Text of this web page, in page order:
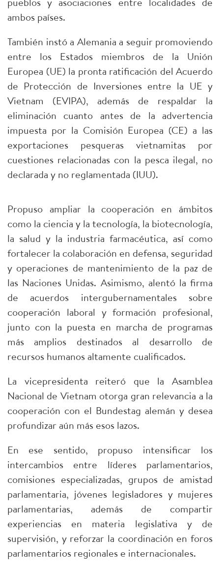
ambos países.
También instó a Alemania a seguir promoviendo
entre los Estados miembros de la Unión
Europea (UE) la pronta ratificación del Acuerdo
de Protección de Inversiones entre la UE y
Vietnam (EVIPA), además de respaldar la
eliminación cuanto antes de la advertencia
impuesta por la Comisión Europea (CE) a las
exportaciones pesqueras vietnamitas por
cuestiones relacionadas con la pesca ilegal, no
declarada y no reglamentada (IUU).
Propuso ampliar la cooperación en ámbitos
como la ciencia y la tecnología, la biotecnología,
la salud y la industria farmacéutica, así como
fortalecer la colaboración en defensa, seguridad
y operaciones de mantenimiento de la paz de
las Naciones Unidas. Asimismo, alentó la firma
de acuerdos intergubernamentales sobre
cooperación laboral y formación profesional,
junto con la puesta en marcha de programas
más amplios destinados al desarrollo de
recursos humanos altamente cualificados.
La vicepresidenta reiteró que la Asamblea
Nacional de Vietnam otorga gran relevancia a la
cooperación con el Bundestag alemán y desea
profundizar aún más esos lazos.
En ese sentido, propuso intensificar los
intercambios entre líderes parlamentarios,
comisiones especializadas, grupos de amistad
parlamentaria, jóvenes legisladores y mujeres
parlamentarias, además de compartir
experiencias en materia legislativa y de
supervisión, y reforzar la coordinación en foros
parlamentarios regionales e internacionales.